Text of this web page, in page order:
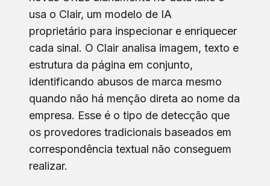
usa o Clair, um modelo de IA
proprietário para inspecionar e enriquecer
cada sinal. O Clair analisa imagem, texto e
estrutura da página em conjunto,
identificando abusos de marca mesmo
quando não há menção direta ao nome da
empresa. Esse é o tipo de detecção que
os provedores tradicionais baseados em
correspondência textual não conseguem
realizar.